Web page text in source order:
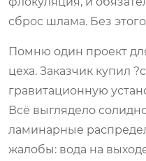
сброс шлама. Без
Помню один проект
цеха. Заказчик купил
гравитационную
Всё выглядело
ламинарные
жалобы: вода на